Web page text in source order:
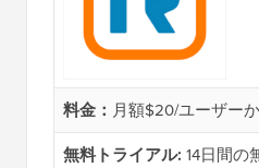
料金： 月額$20/ユーザー
無料トライアル: 14日間の